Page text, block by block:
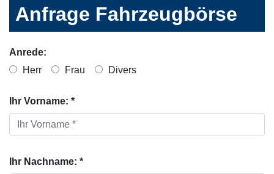
Anfrage Fahrzeugbörse
Anrede:
Herr
Frau Divers
Ihr Vorname: *
Ihr Nachname: *